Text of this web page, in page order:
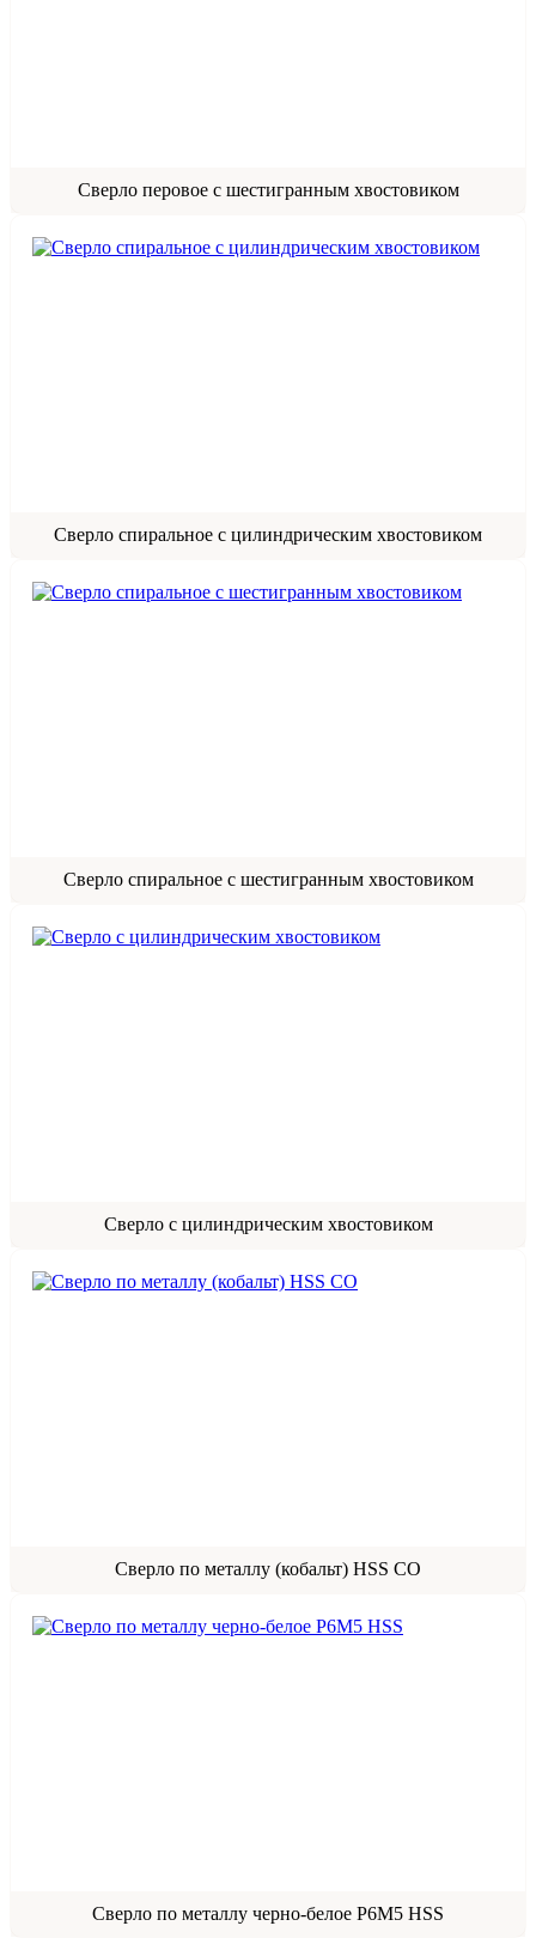
Сверло перовое с шестигранным хвостовиком
Сверло спиральное с цилиндрическим хвостовиком
Сверло спиральное с шестигранным хвостовиком
Сверло с цилиндрическим хвостовиком
Сверло по металлу (кобальт) HSS СО
Сверло по металлу черно-белое Р6М5 HSS